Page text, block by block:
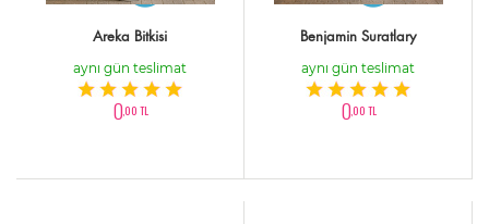
Areka Bitkisi
aynı gün teslimat
0,00 TL
Benjamin Suratlary
aynı gün teslimat
0,00 TL